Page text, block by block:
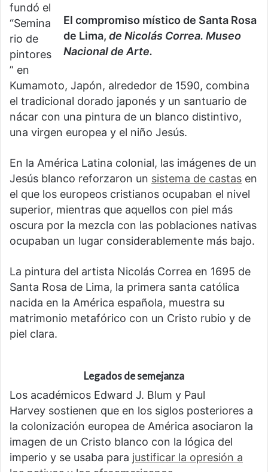
El compromiso místico de Santa Rosa
de Lima, de Nicolás Correa. Museo
Nacional de Arte.
fundó el
“Semina
rio de
pintores
” en
Kumamoto, Japón, alrededor de 1590, combina
el tradicional dorado japonés y un santuario de
nácar con una pintura de un blanco distintivo,
una virgen europea y el niño Jesús.
En la América Latina colonial, las imágenes de un
Jesús blanco reforzaron un sistema de castas en
el que los europeos cristianos ocupaban el nivel
superior, mientras que aquellos con piel más
oscura por la mezcla con las poblaciones nativas
ocupaban un lugar considerablemente más bajo.
La pintura del artista Nicolás Correa en 1695 de
Santa Rosa de Lima, la primera santa católica
nacida en la América española, muestra su
matrimonio metafórico con un Cristo rubio y de
piel clara.
Legados de semejanza
Los académicos Edward J. Blum y Paul
Harvey sostienen que en los siglos posteriores a
la colonización europea de América asociaron la
imagen de un Cristo blanco con la lógica del
imperio y se usaba para justificar la opresión a